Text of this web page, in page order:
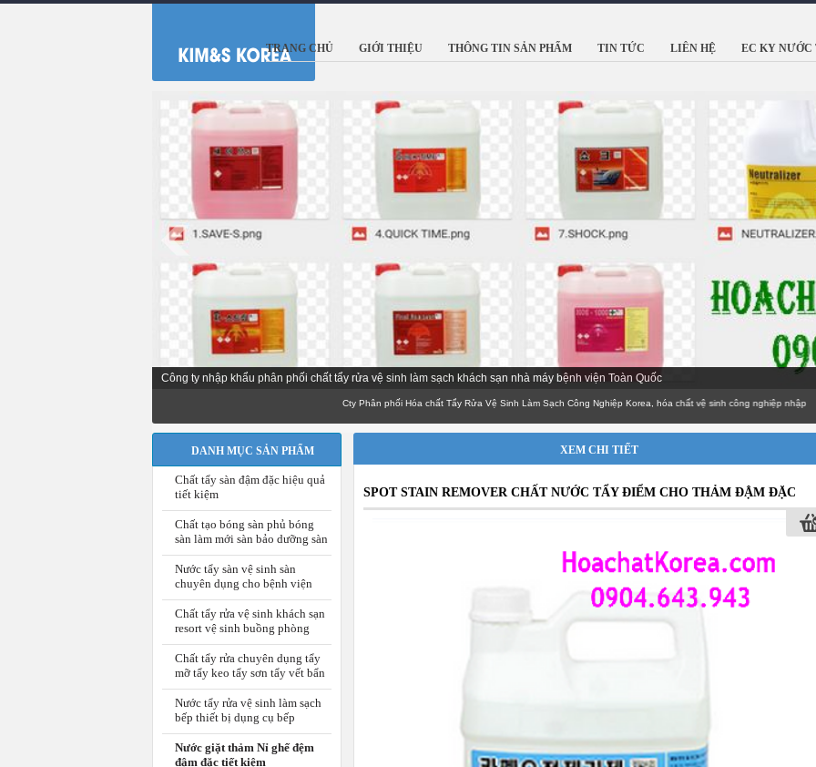
TRANG CHỦ GIỚI THIỆU THÔNG TIN SẢN PHẨM TIN TỨC LIÊN HỆ EC KY NƯỚC
Nhà sản xuất chất vệ sinh làm sạch số hàng đầu Hàn Quốc với hơn 45 Năm kinh nghiệm
Cty Phân phối Hóa chất Tẩy Rửa Vệ Sinh Làm Sạch Công Nghiệp Korea, hóa chất vệ sinh công nghiệp nhập
DANH MỤC SẢN PHẨM
Chất tẩy sàn đậm đặc hiệu quả
tiết kiệm
Chất tạo bóng sàn phủ bóng
sàn làm mới sàn bảo dưỡng sàn
Nước tẩy sàn vệ sinh sàn
chuyên dụng cho bệnh viện
Chất tẩy rửa vệ sinh khách sạn
resort vệ sinh buồng phòng
Chất tẩy rửa chuyên dụng tẩy
mỡ tẩy keo tẩy sơn tẩy vết bẩn
Nước tẩy rửa vệ sinh làm sạch
bếp thiết bị dụng cụ bếp
Nước giặt thảm Nỉ ghế đệm
đậm đặc tiết kiệm
XEM CHI TIẾT
SPOT STAIN REMOVER CHẤT NƯỚC TẨY ĐIỂM CHO THẢM ĐẬM ĐẶC